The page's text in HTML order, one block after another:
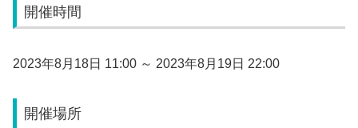
開催時間
2023年8月18日 11:00 ～ 2023年8月19日 22:00
開催場所